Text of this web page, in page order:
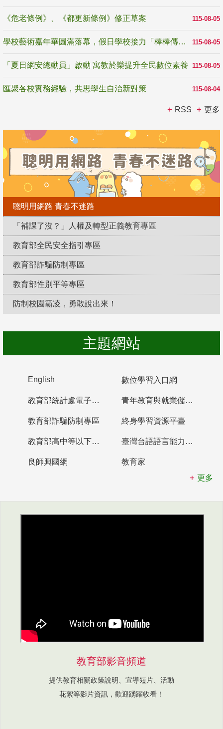
115-08-05
《危老條例》、《都更新條例》修正草案
115-08-05
學校藝術嘉年華圓滿落幕，假日學校接力「棒棒傳美感」
115-08-05
「夏日網安總動員」啟動 寓教於樂提升全民數位素養
115-08-04
匯聚各校實務經驗，共思學生自治新對策
RSS 更多
聰明用網路 青春不迷路
「補課了沒？」人權及轉型正義教育專區
教育部全民安全指引專區
教育部詐騙防制專區
教育部性別平等專區
防制校園霸凌，勇敢說出來！
主題網站
English 數位學習入口網
教育部統計處電子書櫃 青年教育與就業儲蓄帳戶
教育部詐騙防制專區 終身學習資源平臺
教育部高中等以下學校及幼兒園教師資格檢定考試 臺灣台語語言能力認證網站
良師興國網
教育家
更多
教育部影音頻道
提供教育相關政策說明、宣導短片、活動
花絮等影片資訊，歡迎踴躍收看！